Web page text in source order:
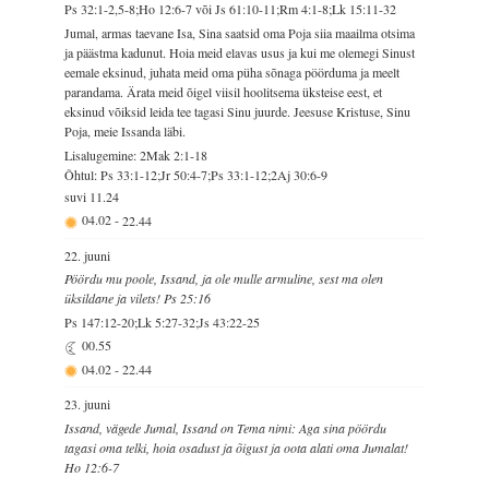
Ps 32:1-2,5-8;Ho 12:6-7 või Js 61:10-11;Rm 4:1-8;Lk 15:11-32
Jumal, armas taevane Isa, Sina saatsid oma Poja siia maailma otsima
ja päästma kadunut. Hoia meid elavas usus ja kui me olemegi Sinust
eemale eksinud, juhata meid oma püha sõnaga pöörduma ja meelt
parandama. Ärata meid õigel viisil hoolitsema üksteise eest, et
eksinud võiksid leida tee tagasi Sinu juurde. Jeesuse Kristuse, Sinu
Poja, meie Issanda läbi.
Lisalugemine: 2Mak 2:1-18
Õhtul: Ps 33:1-12;Jr 50:4-7;Ps 33:1-12;2Aj 30:6-9
suvi 11.24
04.02-22.44
22. juuni
Pöördu mu poole, Issand, ja ole mulle armuline, sest ma olen
üksildane ja vilets! Ps 25:16
Ps 147:12-20;Lk 5:27-32;Js 43:22-25
00.55
04.02-22.44
23. juuni
Issand, vägede Jumal, Issand on Tema nimi: Aga sina pöördu
tagasi oma telki, hoia osadust ja õigust ja oota alati oma Jumalat!
Ho 12:6-7